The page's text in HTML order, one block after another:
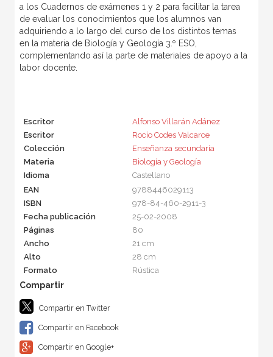
a los Cuadernos de exámenes 1 y 2 para facilitar la tarea
de evaluar los conocimientos que los alumnos van
adquiriendo a lo largo del curso de los distintos temas
en la materia de Biología y Geología 3.º ESO,
complementando así la parte de materiales de apoyo a la
labor docente.
Escritor
Alfonso Villarán Adánez
Escritor
Rocío Codes Valcarce
Colección
Enseñanza secundaria
Materia
Biología y Geología
Idioma
Castellano
EAN
9788446029113
ISBN
978-84-460-2911-3
Fecha publicación
25-02-2008
Páginas
80
Ancho
21 cm
Alto
28 cm
Formato
Rústica
Compartir en Twitter
Compartir en Facebook
Compartir en Google+